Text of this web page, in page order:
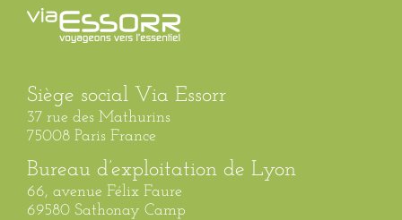
Siège social Via Essorr
37 rue des Mathurins
75008 Paris France
Bureau d’exploitation de Lyon
66, avenue Félix Faure
69580 Sathonay Camp